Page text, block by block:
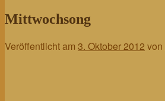
Mittwochsong
Veröffentlicht am 3. Oktober 2012 von